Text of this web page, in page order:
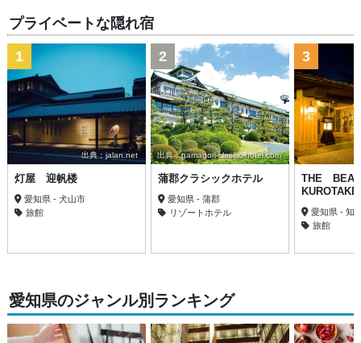
プライベートな隠れ宿
出典：jalan.net
1
灯屋 迎帆楼
愛知県 - 犬山市
旅館
出典：gamagori-classic-hotel.com
2
蒲郡クラシックホテル
愛知県 - 蒲郡
リゾートホテル
3
THE
愛知県 - 知
旅館
愛知県のジャンル別ランキング